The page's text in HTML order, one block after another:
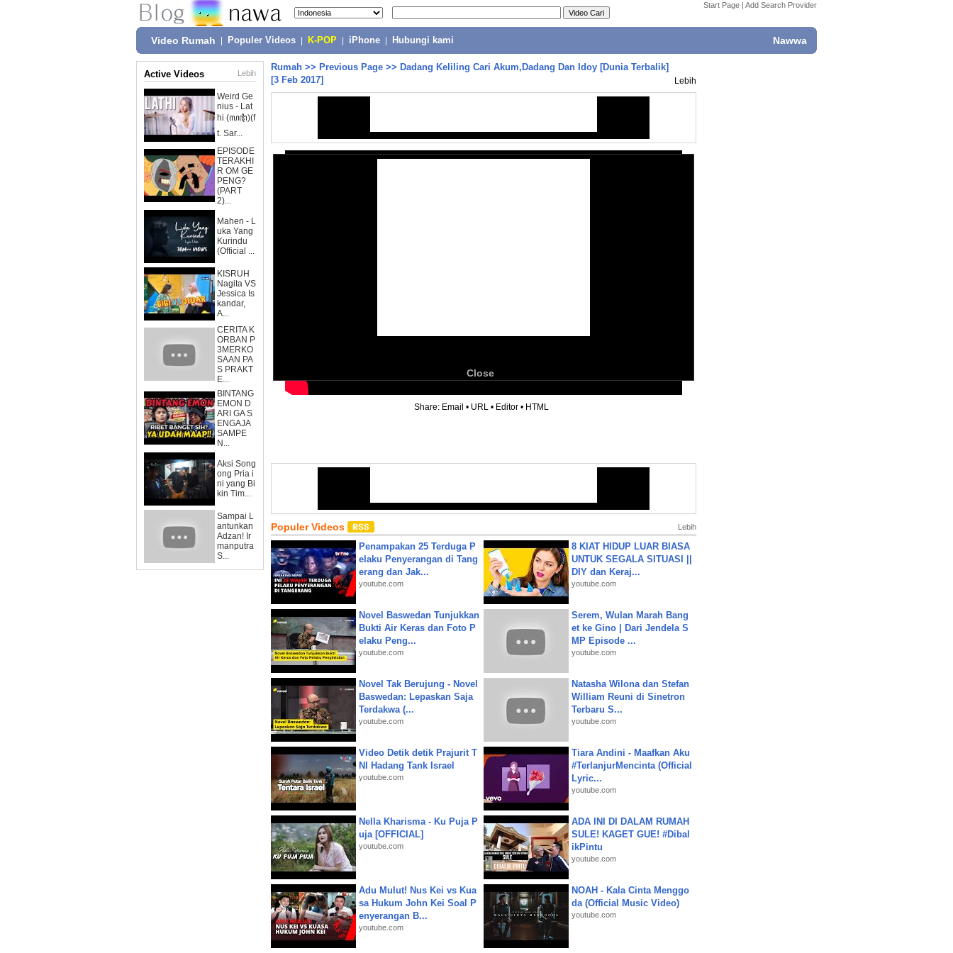
Start Page | Add Search Provider
Video Rumah Populer Videos K-POP iPhone Hubungi kami Nawwa
Active Videos Lebih
Weird Ge
nius - Lat
hi (ꦭꦛꦶ)(f
t. Sar...
EPISODE
TERAKHI
R OM GE
PENG?
(PART
2)...
Mahen - L
uka Yang
Kurindu
(Official ...
KISRUH
Nagita VS
Jessica Is
kandar,
A...
CERITA K
ORBAN P
3MERKO
SAAN PA
S PRAKT
E...
BINTANG
EMON D
ARI GA S
ENGAJA
SAMPE
N...
Aksi Song
ong Pria i
ni yang Bi
kin Tim...
Sampai L
antunkan
Adzan! Ir
manputra
S...
Rumah >> Previous Page >> Dadang Keliling Cari Akum,Dadang Dan Idoy [Dunia Terbalik]
[3 Feb 2017]
Lebih
Close
Share: Email • URL • Editor • HTML
Populer Videos Lebih
Penampakan 25 Terduga P
elaku Penyerangan di Tang
erang dan Jak...
youtube.com
8 KIAT HIDUP LUAR BIASA
UNTUK SEGALA SITUASI ||
DIY dan Keraj...
youtube.com
Novel Baswedan Tunjukkan
Bukti Air Keras dan Foto P
elaku Peng...
youtube.com
Serem, Wulan Marah Bang
et ke Gino | Dari Jendela S
MP Episode ...
youtube.com
Novel Tak Berujung - Novel
Baswedan: Lepaskan Saja
Terdakwa (...
youtube.com
Natasha Wilona dan Stefan
William Reuni di Sinetron
Terbaru S...
youtube.com
Video Detik detik Prajurit T
NI Hadang Tank Israel
youtube.com
Tiara Andini - Maafkan Aku
#TerlanjurMencinta (Official
Lyric...
youtube.com
Nella Kharisma - Ku Puja P
uja [OFFICIAL]
youtube.com
ADA INI DI DALAM RUMAH
SULE! KAGET GUE! #Dibal
ikPintu
youtube.com
Adu Mulut! Nus Kei vs Kua
sa Hukum John Kei Soal P
enyerangan B...
youtube.com
NOAH - Kala Cinta Menggo
da (Official Music Video)
youtube.com